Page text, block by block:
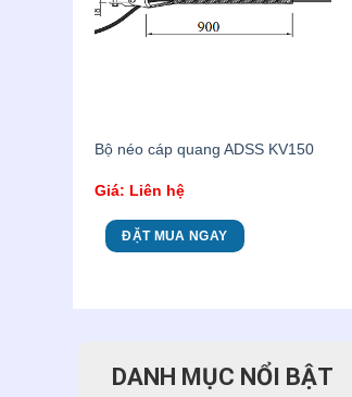
Bộ néo cáp quang ADSS KV150
Giá: Liên hệ
ĐẶT MUA NGAY
DANH MỤC NỔI BẬT